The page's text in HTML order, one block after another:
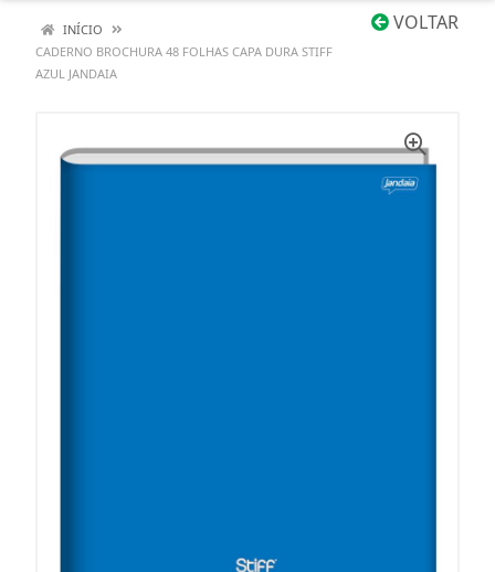
VOLTAR
INÍCIO
CADERNO BROCHURA 48 FOLHAS CAPA DURA STIFF
AZUL JANDAIA